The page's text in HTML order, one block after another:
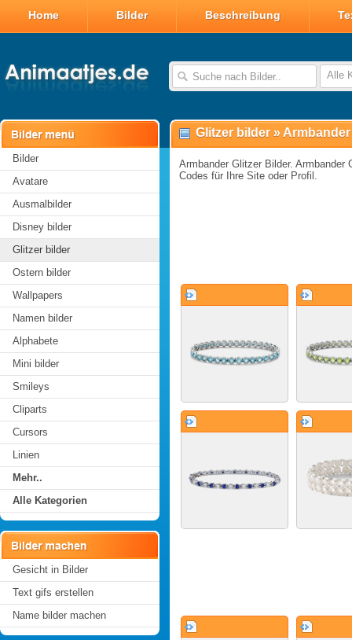
Home Bilder Beschreibung
Alle
Bilder
Avatare
Ausmalbilder
Disney bilder
Glitzer bilder
Ostern bilder
Wallpapers
Namen bilder
Alphabete
Mini bilder
Smileys
Cliparts
Cursors
Linien
Mehr..
Alle Kategorien
Gesicht in Bilder
Text gifs erstellen
Name bilder machen
Glitzer bilder »
Armbander Glitzer Bilder. Armbander
Codes für Ihre Site oder Profil.